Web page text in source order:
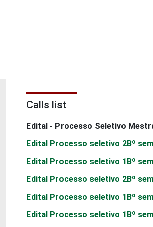
Calls list
Edital - Processo Seletivo
Edital Processo seletivo 2Вº
Edital Processo seletivo 1Вº
Edital Processo seletivo 2Вº
Edital Processo seletivo 1Вº
Edital Processo seletivo 1Вº